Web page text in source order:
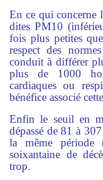
En ce qui concerne
dites PM10
fois plus petites
respect des
conduit à différer
plus de 1000
cardiaques ou
bénéfice associé
Enfin le seuil en
dépassé de 81 à
la même période
soixantaine de
trop.